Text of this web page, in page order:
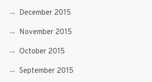
December 2015
November 2015
October 2015
September 2015